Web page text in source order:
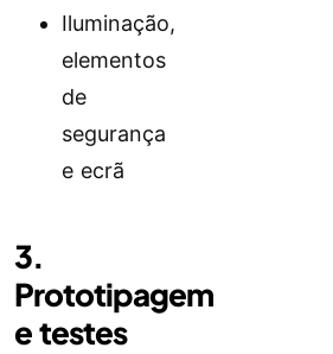
Iluminação,
elementos
de
segurança
e ecrã
3.
Prototipagem
e testes